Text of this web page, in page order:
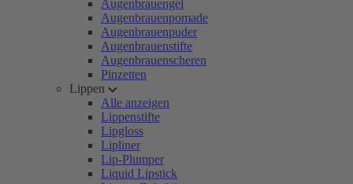
Augenbrauengel
Augenbrauenpomade
Augenbrauenpuder
Augenbrauenstifte
Augenbrauenscheren
Pinzetten
Lippen
Alle anzeigen
Lippenstifte
Lipgloss
Lipliner
Lip-Plumper
Liquid Lipstick